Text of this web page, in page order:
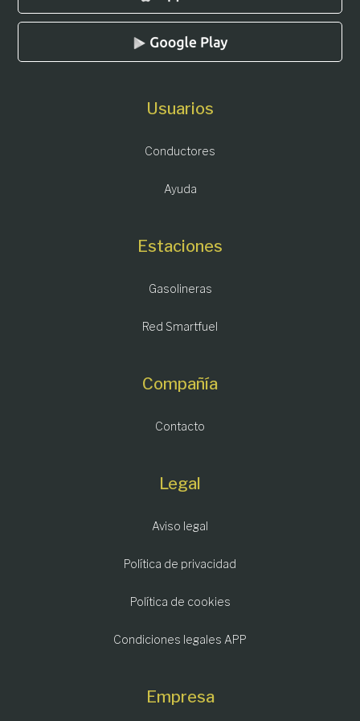
Usuarios
Conductores
Ayuda
Estaciones
Gasolineras
Red Smartfuel
Compañía
Contacto
Legal
Aviso legal
Política de privacidad
Política de cookies
Condiciones legales APP
Empresa